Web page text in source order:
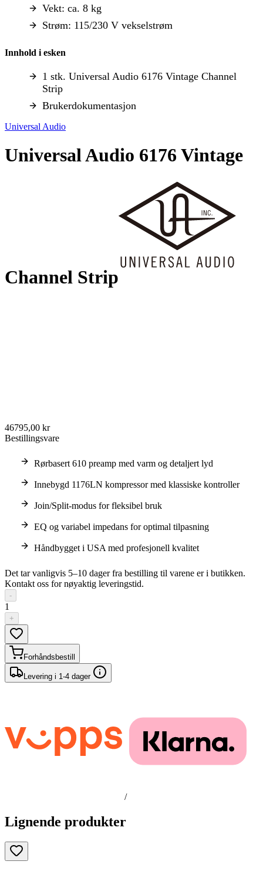
Vekt: ca. 8 kg
Strøm: 115/230 V vekselstrøm
Innhold i esken
1 stk. Universal Audio 6176 Vintage Channel
Strip
Brukerdokumentasjon
Universal Audio
Universal Audio 6176 Vintage
Channel Strip
46795,00 kr
Bestillingsvare
Rørbasert 610 preamp med varm og detaljert lyd
Innebygd 1176LN kompressor med klassiske kontroller
Join/Split-modus for fleksibel bruk
EQ og variabel impedans for optimal tilpasning
Håndbygget i USA med profesjonell kvalitet
Det tar vanligvis 5–10 dager fra bestilling til varene er i butikken.
Kontakt oss for nøyaktig leveringstid.
-
1
+
Forhåndsbestill
Levering i 1-4 dager
/
Lignende produkter